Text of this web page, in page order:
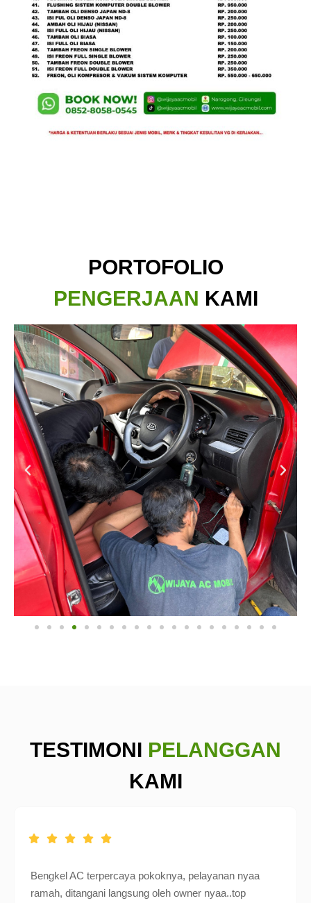
PORTOFOLIO
PENGERJAAN KAMI
TESTIMONI PELANGGAN
KAMI
Bengkel AC terpercaya pokoknya, pelayanan nyaa
ramah, ditangani langsung oleh owner nyaa..top